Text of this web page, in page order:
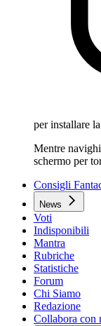
per installare
Mentre
schermo per
Consigli
News
Voti
Indisponibili
Mantra
Rubriche
Statistiche
Forum
Chi Siamo
Redazione
Collabora con